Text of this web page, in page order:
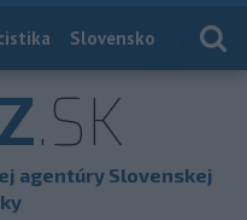
Slovensko
.SK
agentúry Slovenskej